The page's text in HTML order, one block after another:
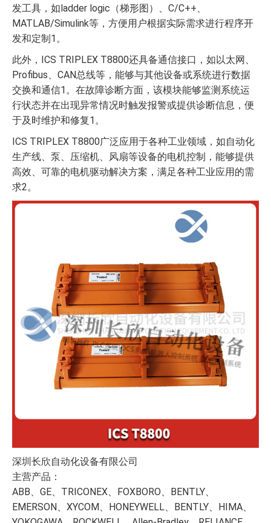
发工具，如ladder logic（梯形图）、C/C++、
MATLAB/Simulink等，方便用户根据实际需求进行程序开
发和定制1。
此外，ICS TRIPLEX T8800还具备通信接口，如以太网、
Profibus、CAN总线等，能够与其他设备或系统进行数据
交换和通信1。在故障诊断方面，该模块能够监测系统运
行状态并在出现异常情况时触发报警或提供诊断信息，便
于及时维护和修复1。
ICS TRIPLEX T8800广泛应用于各种工业领域，如自动化
生产线、泵、压缩机、风扇等设备的电机控制，能够提供
高效、可靠的电机驱动解决方案，满足各种工业应用的需
求2。
深圳长欣自动化设备有限公司
主营产品：
ABB、GE、TRICONEX、FOXBORO、BENTLY、
EMERSON、XYCOM、HONEYWELL、BENTLY、HIMA、